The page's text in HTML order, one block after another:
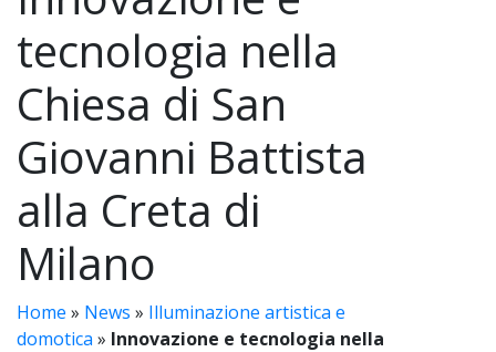
tecnologia nella
Chiesa di San
Giovanni Battista
alla Creta di
Milano
Home » News » Illuminazione artistica e
domotica » Innovazione e tecnologia nella